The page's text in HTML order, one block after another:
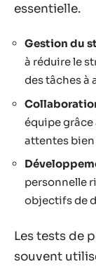
essentielle.
Gestion du
à réduire le
des tâches à
équipe
attentes
personnelle
objectifs de
Les tests de
souvent